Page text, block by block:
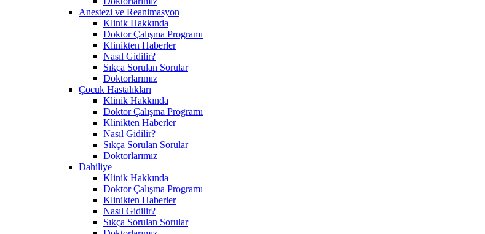
Anestezi ve Reanimasyon
Klinik Hakkında
Doktor Çalışma Programı
Klinikten Haberler
Nasıl Gidilir?
Sıkça Sorulan Sorular
Doktorlarımız
Çocuk Hastalıkları
Klinik Hakkında
Doktor Çalışma Programı
Klinikten Haberler
Nasıl Gidilir?
Sıkça Sorulan Sorular
Doktorlarımız
Dahiliye
Klinik Hakkında
Doktor Çalışma Programı
Klinikten Haberler
Nasıl Gidilir?
Sıkça Sorulan Sorular